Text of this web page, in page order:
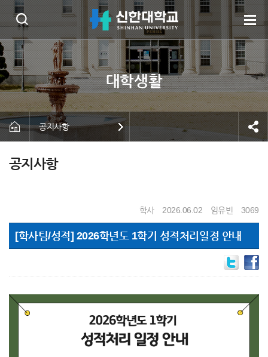
공지사항
공지사항
학사 2026.06.02 임유빈 3069
[학사팀/성적] 2026학년도 1학기 성적처리일정 안내